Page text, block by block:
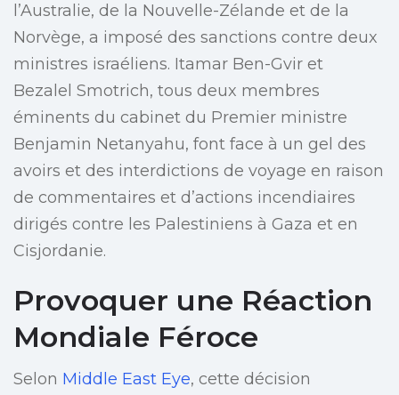
l’Australie, de la Nouvelle-Zélande et de la
Norvège, a imposé des sanctions contre deux
ministres israéliens. Itamar Ben-Gvir et
Bezalel Smotrich, tous deux membres
éminents du cabinet du Premier ministre
Benjamin Netanyahu, font face à un gel des
avoirs et des interdictions de voyage en raison
de commentaires et d’actions incendiaires
dirigés contre les Palestiniens à Gaza et en
Cisjordanie.
Provoquer une Réaction
Mondiale Féroce
Selon Middle East Eye, cette décision